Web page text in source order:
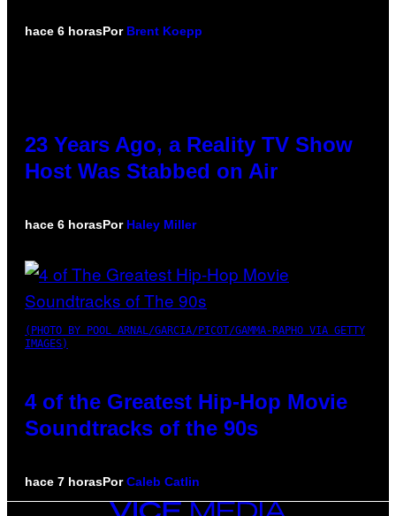
hace 6 horasPor Brent Koepp
23 Years Ago, a Reality TV Show
Host Was Stabbed on Air
hace 6 horasPor Haley Miller
(PHOTO BY POOL ARNAL/GARCIA/PICOT/GAMMA-RAPHO VIA GETTY
IMAGES)
4 of the Greatest Hip-Hop Movie
Soundtracks of the 90s
hace 7 horasPorCaleb Catlin
VICE